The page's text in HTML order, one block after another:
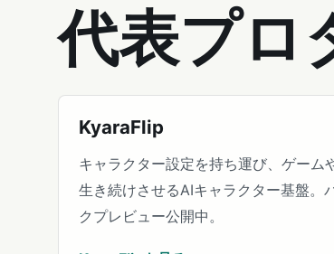
代表プロ
KyaraFlip
キャラクター設定を持ち運び、ゲーム
生き続けさせるAIキャラクター基盤。
クプレビュー公開中。